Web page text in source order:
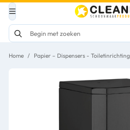
Home / Papier – Dispensers - Toiletinrichting